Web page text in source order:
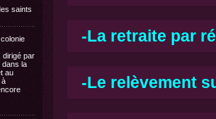
saints
dirigé par
la
au
à
-La retraite par
-Le relèvement